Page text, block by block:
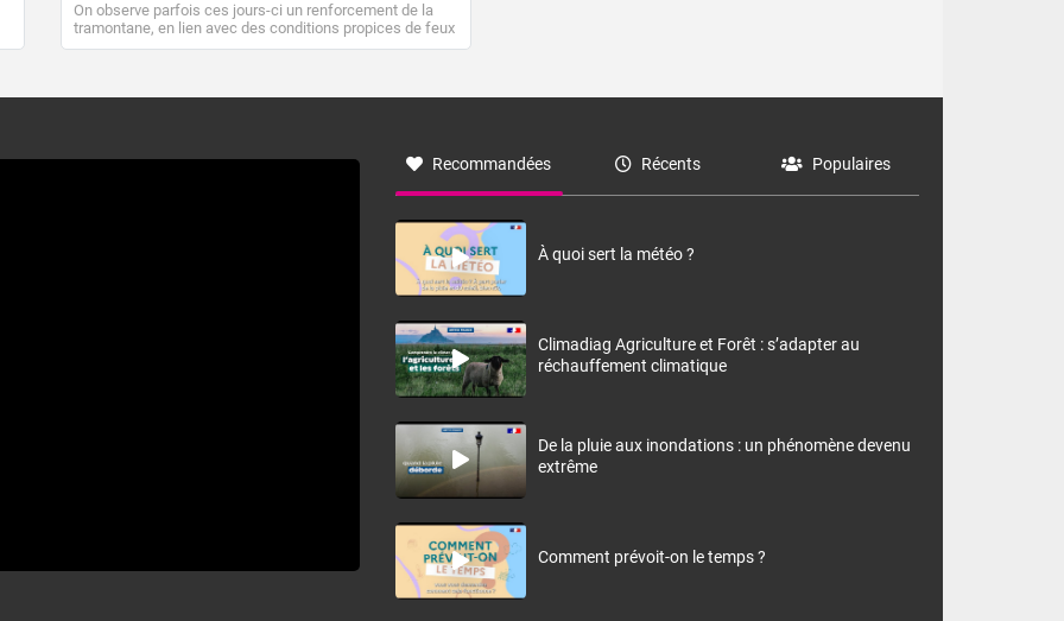
On observe parfois ces jours-ci un renforcement de la
tramontane, en lien avec des conditions propices de feux
de forêt. Mais qu'est-ce que la tramontane ? Quelles sont
à nord-ouest, dans un secteur qui part du Roussillon à la
monts, en allusion aux régions montagneuses d’où
Recommandées Récents Populaires
À quoi sert la météo ?
Climadiag Agriculture et Forêt : s’adapter au
réchauffement climatique
De la pluie aux inondations : un phénomène devenu
extrême
Comment prévoit-on le temps ?